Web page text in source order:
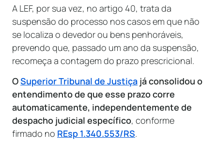
A LEF, por sua vez, no artigo 40, trata da
suspensão do processo nos casos em que não
se localiza o devedor ou bens penhoráveis,
prevendo que, passado um ano da suspensão,
recomeça a contagem do prazo prescricional.
OSuperior Tribunal de Justiça já consolidou o
entendimento de que esse prazo corre
automaticamente, independentemente de
despacho judicial específico, conforme
firmado no REsp 1.340.553/RS.